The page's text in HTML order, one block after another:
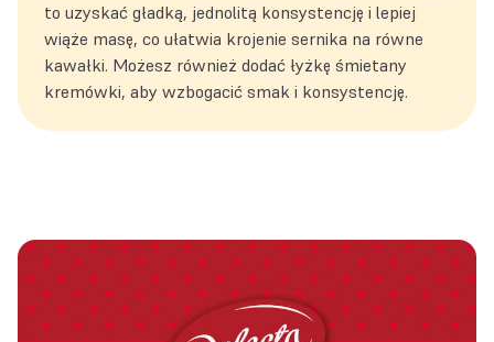
to uzyskać gładką, jednolitą konsystencję i lepiej
wiąże masę, co ułatwia krojenie sernika na równe
kawałki. Możesz również dodać łyżkę śmietany
kremówki, aby wzbogacić smak i konsystencję.